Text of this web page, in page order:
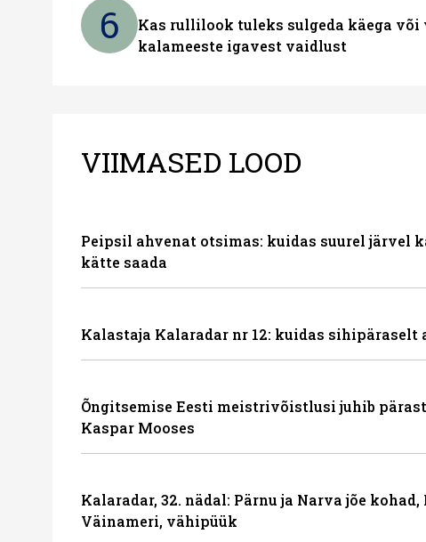
6
Kas rullilook tuleks sulgeda käega või
kalameeste igavest vaidlust
VIIMASED LOOD
Peipsil ahvenat otsimas: kuidas suurel järvel
kätte saada
Kalastaja Kalaradar nr 12: kuidas sihipäraselt
Õngitsemise Eesti meistrivõistlusi juhib
Kaspar Mooses
Kalaradar, 32. nädal: Pärnu ja Narva jõe
Väinameri, vähipüük